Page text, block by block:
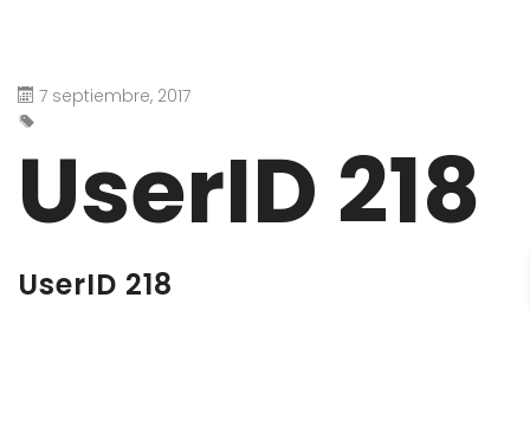
7 septiembre, 2017
UserID 218
UserID 218